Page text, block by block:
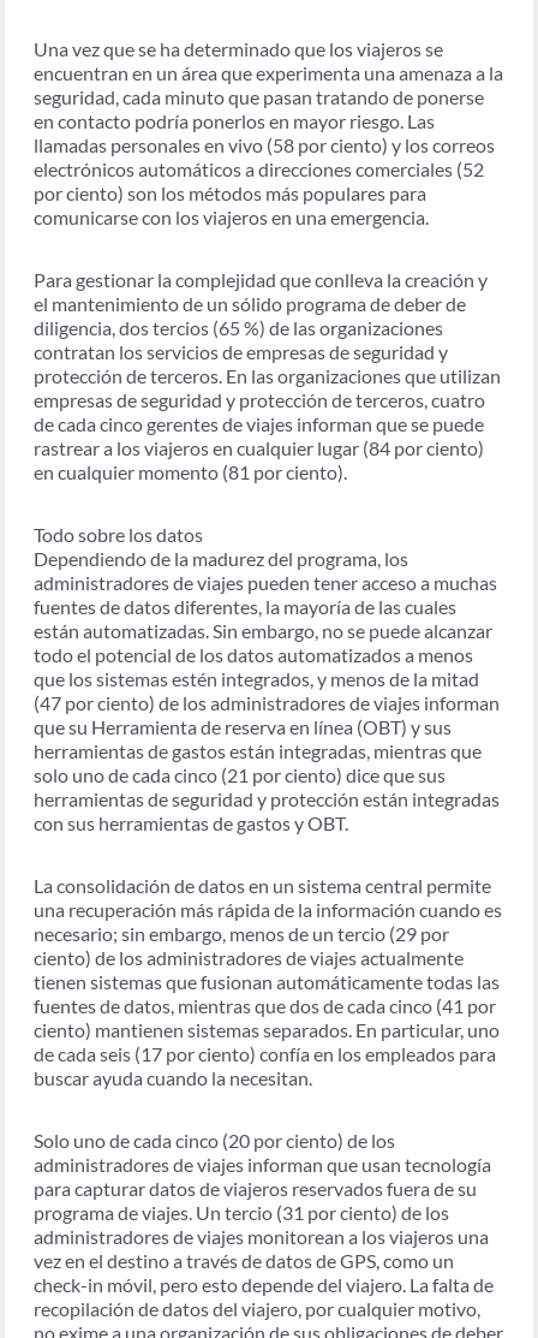
Una vez que se ha determinado que los viajeros se
encuentran en un área que experimenta una amenaza a la
seguridad, cada minuto que pasan tratando de ponerse
en contacto podría ponerlos en mayor riesgo. Las
llamadas personales en vivo (58 por ciento) y los correos
electrónicos automáticos a direcciones comerciales (52
por ciento) son los métodos más populares para
comunicarse con los viajeros en una emergencia.
Para gestionar la complejidad que conlleva la creación y
el mantenimiento de un sólido programa de deber de
diligencia, dos tercios (65 %) de las organizaciones
contratan los servicios de empresas de seguridad y
protección de terceros. En las organizaciones que utilizan
empresas de seguridad y protección de terceros, cuatro
de cada cinco gerentes de viajes informan que se puede
rastrear a los viajeros en cualquier lugar (84 por ciento)
en cualquier momento (81 por ciento).
Todo sobre los datos
Dependiendo de la madurez del programa, los
administradores de viajes pueden tener acceso a muchas
fuentes de datos diferentes, la mayoría de las cuales
están automatizadas. Sin embargo, no se puede alcanzar
todo el potencial de los datos automatizados a menos
que los sistemas estén integrados, y menos de la mitad
(47 por ciento) de los administradores de viajes informan
que su Herramienta de reserva en línea (OBT) y sus
herramientas de gastos están integradas, mientras que
solo uno de cada cinco (21 por ciento) dice que sus
herramientas de seguridad y protección están integradas
con sus herramientas de gastos y OBT.
La consolidación de datos en un sistema central permite
una recuperación más rápida de la información cuando es
necesario; sin embargo, menos de un tercio (29 por
ciento) de los administradores de viajes actualmente
tienen sistemas que fusionan automáticamente todas las
fuentes de datos, mientras que dos de cada cinco (41 por
ciento) mantienen sistemas separados. En particular, uno
de cada seis (17 por ciento) confía en los empleados para
buscar ayuda cuando la necesitan.
Solo uno de cada cinco (20 por ciento) de los
administradores de viajes informan que usan tecnología
para capturar datos de viajeros reservados fuera de su
programa de viajes. Un tercio (31 por ciento) de los
administradores de viajes monitorean a los viajeros una
vez en el destino a través de datos de GPS, como un
check-in móvil, pero esto depende del viajero. La falta de
recopilación de datos del viajero, por cualquier motivo,
no exime a una organización de sus obligaciones de deber